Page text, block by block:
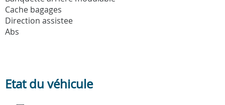
Cache bagages
Direction assistee
Abs
Etat du véhicule